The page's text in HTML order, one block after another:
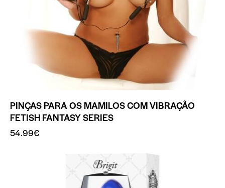
PINÇAS PARA OS MAMILOS COM VIBRAÇÃO
FETISH FANTASY SERIES
54.99€